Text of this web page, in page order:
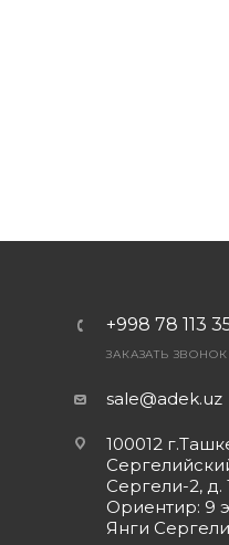
+998 78 113
ЗАКАЗАТЬ ЗВОНОК
sale@adek.uz
100012
Сергели-2, д.
Ориентир: 9
Янги Сергели